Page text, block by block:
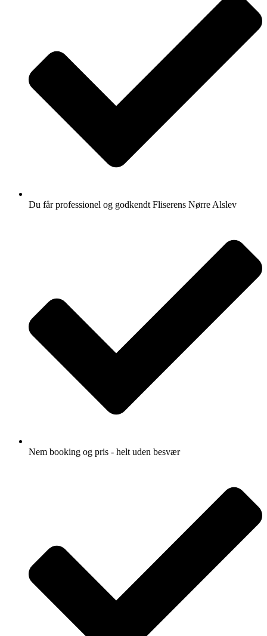
Du får professionel og godkendt Fliserens Nørre Alslev
Nem booking og pris - helt uden besvær